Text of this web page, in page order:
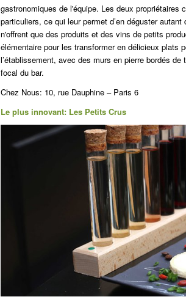
gastronomiques de l'équipe. Les deux
particuliers, ce qui leur permet d’en déguster
n'offrent que des produits et des vins de petits
élémentaire pour les transformer en délicieux plats
l’établissement, avec des murs en pierre bordés
focal du bar.
Chez Nous: 10, rue Dauphine – Paris 6
Le plus innovant: Les Petits Crus